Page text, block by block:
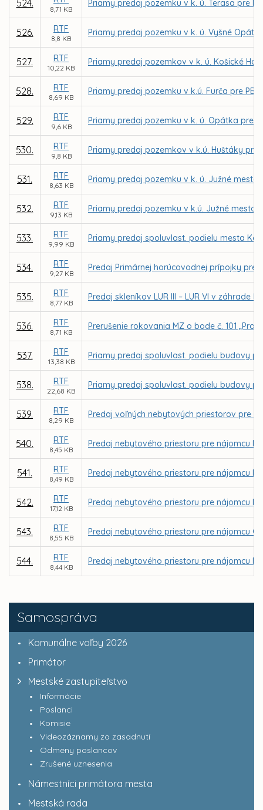
Samospráva
Komunálne voľby 2026
Primátor
Mestské zastupiteľstvo
Informácie
Poslanci
Komisie
Videozáznamy zo zasadnutí
Odmeny poslancov
Zrušené uznesenia
Námestníci primátora mesta
Mestská rada
524.
8,71 KB
Priamy predaj pozemku v k. ú. Terasa pre
526. RTF
8,8 KB
Priamy predaj pozemku v k. ú. Vyšné
527. RTF
10,22 KB
Priamy predaj pozemkov v k. ú. Košické
528. RTF
8,69 KB
Priamy predaj pozemku v k.ú. Furča pre PB
529. RTF
9,6 KB
Priamy predaj pozemku v k. ú. Opátka pre
530. RTF
9,8 KB
Priamy predaj pozemkov v k.ú. Huštáky pre
531. RTF
8,63 KB
Priamy predaj pozemku v k. ú. Južné mesto
532. RTF
9,13 KB
Priamy predaj pozemku v k.ú. Južné mesto
533. RTF
9,99 KB
Priamy predaj spoluvlast. podielu mesta
534. RTF
9,27 KB
Predaj Primárnej horúcovodnej prípojky pre
535. RTF
8,77 KB
Predaj skleníkov LUR III – LUR VI v
536. RTF
8,71 KB
Prerušenie rokovania MZ o bode č. 101
537. RTF
13,38 KB
Priamy predaj spoluvlast. podielu budovy
538. RTF
22,68 KB
Priamy predaj spoluvlast. podielu budovy
539. RTF
8,29 KB
Predaj voľných nebytových priestorov pre
540. RTF
8,45 KB
Predaj nebytového priestoru pre nájomcu
541. RTF
8,49 KB
Predaj nebytového priestoru pre nájomcu
542. RTF
17,12 KB
Predaj nebytového priestoru pre nájomcu
543. RTF
8,55 KB
Predaj nebytového priestoru pre nájomcu
544. RTF
8,44 KB
Predaj nebytového priestoru pre nájomcu